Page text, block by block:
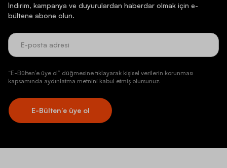
İndirim, kampanya ve duyurulardan haberdar olmak için e-
bültene abone olun.
“E-Bülten’e üye ol” düğmesine tıklayarak kişisel verilerin korunması
kapsamında aydınlatma metnini kabul etmiş olursunuz.
E-Bülten’e üye ol